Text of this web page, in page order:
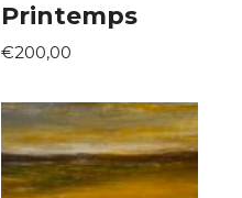
Printemps
€200,00